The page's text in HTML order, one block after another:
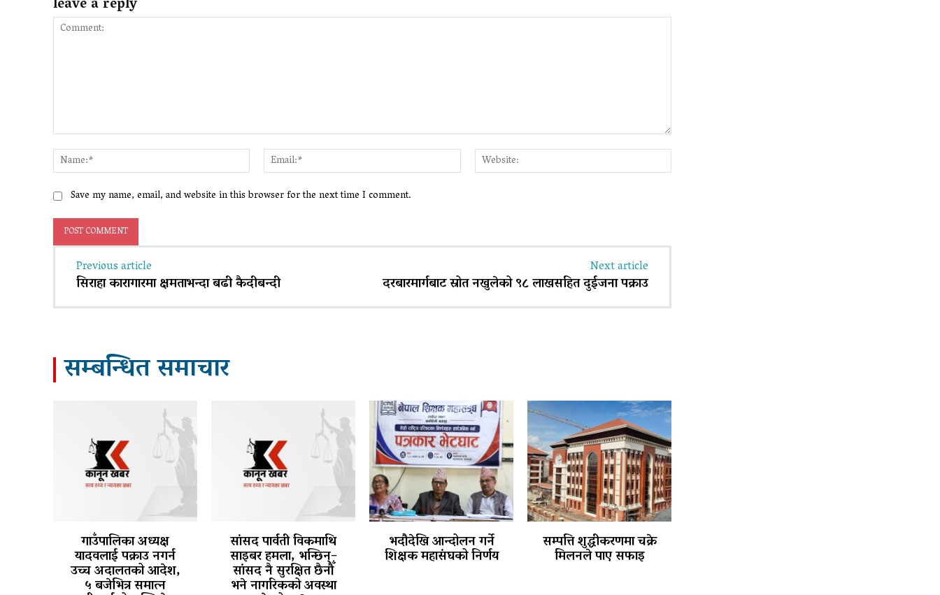
Name:*
Email:*
Save my name, email, and website in this browser for the next time I comment.
Previous article
सिराहा कारागारमा क्षमताभन्दा बढी कैदीबन्दी
Next article
दरबारमार्गबाट स्रोत नखुलेको ९८ लाखसहित दुईजना पक्राउ
सम्बन्धित समाचार
गाउँपालिका अध्यक्ष
यादवलाई पक्राउ नगर्न
उच्च अदालतको आदेश,
५ बजेभित्र समात्न
सांसद पार्वती विकमाथि
साइबर हमला, भन्छिन्–
सांसद नै सुरक्षित छैनौँ
भने नागरिकको अवस्था
भदौदेखि आन्दोलन गर्ने
शिक्षक महासंघको निर्णय
सम्पत्ति शुद्धीकरणमा चक्रे
मिलनले पाए सफाइ